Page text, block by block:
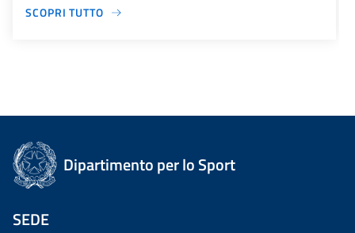
SCOPRI TUTTO
Dipartimento per lo Sport
SEDE